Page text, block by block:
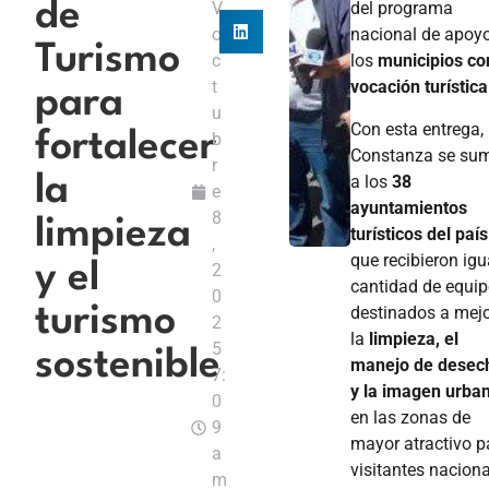
de
Turismo
para
fortalecer
la
limpieza
y el
turismo
sostenible
V
o
c
t
u
b
r
e
8
,
2
0
2
5
7:
0
9
a
m
del programa
nacional de
losmunicipios
vocación turística
Con esta entrega,
Constanza se
a los38
ayuntamientos
turísticos del país
que recibieron
cantidad de
destinados a
la limpieza, el
manejo de
y la imagen
en las zonas de
mayor atractivo
visitantes